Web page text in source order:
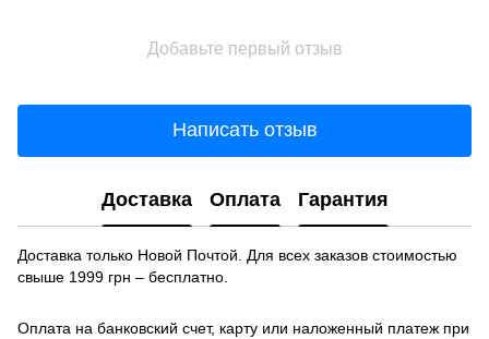
Добавьте первый отзыв
Написать отзыв
Доставка Оплата Гарантия
Доставка только Новой Почтой. Для всех заказов стоимостью
свыше 1999 грн – бесплатно.
Оплата на банковский счет, карту или наложенный платеж при